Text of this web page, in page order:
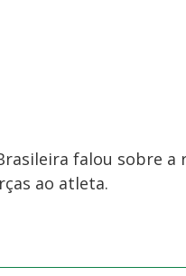
falou sobre
ao atleta.